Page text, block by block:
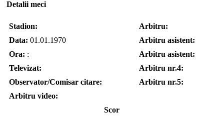
Detalii meci
Stadion:
Arbitru:
Data: 01.01.1970
Arbitru asistent:
Ora: :
Arbitru asistent:
Televizat:
Arbitru nr.4:
Observator/Comisar citare:
Arbitru nr.5:
Arbitru video:
Scor